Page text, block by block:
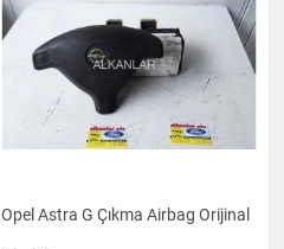
Opel Astra G Çıkma Airbag Orijinal